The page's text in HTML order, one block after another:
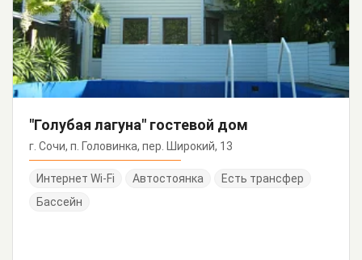
"Голубая лагуна" гостевой дом
г. Сочи, п. Головинка, пер. Широкий, 13
Интернет Wi-Fi Автостоянка
Есть трансфер
Бассейн